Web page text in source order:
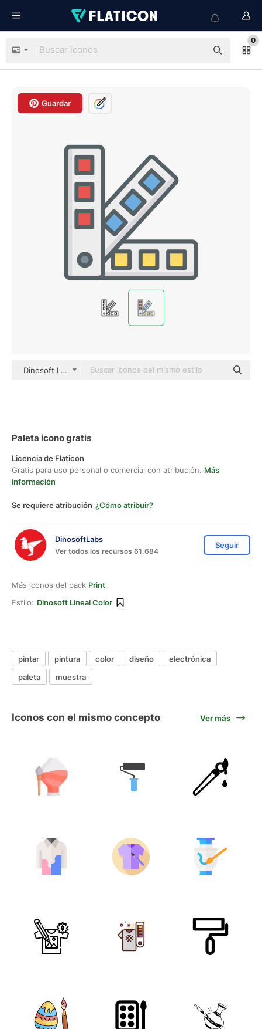
0
Guardar
Dinosoft Lineal Color
Paleta icono gratis
Licencia de Flaticon
Gratis para uso personal o comercial con atribución. Más
información
Se requiere atribución ¿Cómo atribuir?
DinosoftLabs
Ver todos los recursos 61,684
Seguir
Más iconos del pack Print
Estilo: Dinosoft Lineal Color
pintar pintura color diseño
electrónica
paleta
muestra
Iconos con el mismo concepto Ver más